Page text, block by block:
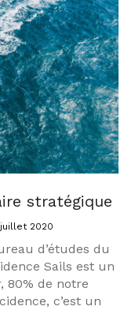
stratégique
2020
d’études du
Sails est un
80% de notre
c’est un